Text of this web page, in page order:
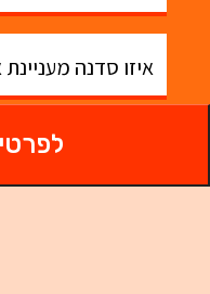
איזו סדנה
משהו טוב שנדע?